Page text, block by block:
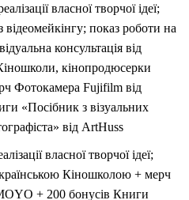
власної творчої ідеї;
відеомейкінгу; показ роботи на
консультація від
кінопродюсерки
Фотокамера Fujifilm від
«Посібник з візуальних
від ArtHuss
власної творчої ідеї;
Кіношколою + мерч
+ 200 бонусів Книги